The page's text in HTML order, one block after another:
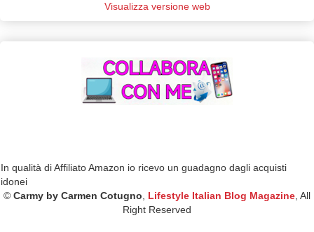
Visualizza versione web
In qualità di Affiliato Amazon io ricevo un guadagno dagli acquisti
idonei
© Carmy by Carmen Cotugno, Lifestyle Italian Blog Magazine, All
Right Reserved